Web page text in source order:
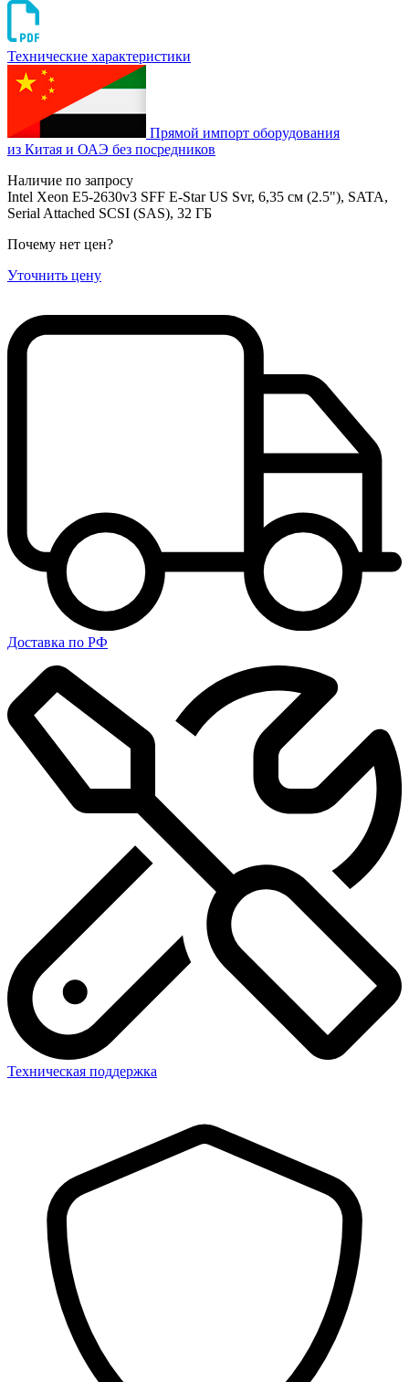
Технические характеристики
Прямой импорт оборудования
из Китая и ОАЭ без посредников
Наличие по запросу
Intel Xeon E5-2630v3 SFF E-Star US Svr, 6,35 см (2.5"), SATA,
Serial Attached SCSI (SAS), 32 ГБ
Почему нет цен?
Уточнить цену
Доставка по РФ
Техническая поддержка